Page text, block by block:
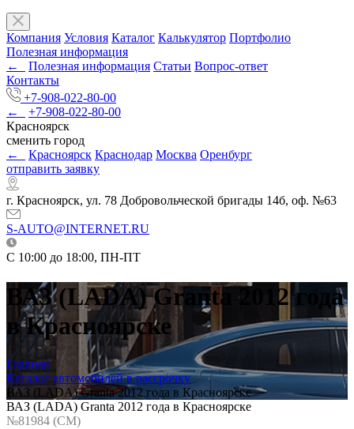
Компания Условия Каталог Калькулятор Портфолио
Полезная информация
←
Полезная информация Статьи Вопрос-ответ
Контакты
+7-908-022-80-00
←
+7-908-022-80-00
Красноярск
сменить город
←
Красноярск Краснодар Москва Оренбург
отправить заявку
г. Красноярск, ул. 78 Добровольческой бригады 14б, оф. №63
S-AUTO@INTERNET.RU
C 10:00 до 18:00, ПН-ПТ
ВАЗ (LADA) Granta 2012 года
в Красноярске
Главная
Каталог автомобилей в рассрочку
ВАЗ (LADA) Granta 2012 года в Красноярске
ВАЗ (LADA) Granta 2012 года в Красноярске
№81984 (CM)